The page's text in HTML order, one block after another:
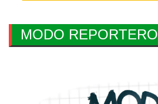
MODO REPORTERO